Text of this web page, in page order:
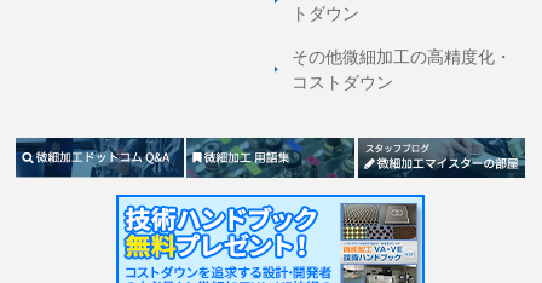
トダウン
その他微細加工の高精度化・
コストダウン